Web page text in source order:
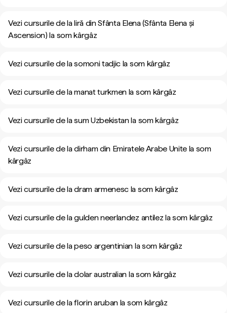
Vezi cursurile de la liră din Sfânta Elena (Sfânta Elena și
Ascension) la som kârgâz
Vezi cursurile de la somoni tadjic la som kârgâz
Vezi cursurile de la manat turkmen la som kârgâz
Vezi cursurile de la sum Uzbekistan la som kârgâz
Vezi cursurile de la dirham din Emiratele Arabe Unite la som
kârgâz
Vezi cursurile de la dram armenesc la som kârgâz
Vezi cursurile de la gulden neerlandez antilez la som kârgâz
Vezi cursurile de la peso argentinian la som kârgâz
Vezi cursurile de la dolar australian la som kârgâz
Vezi cursurile de la florin aruban la som kârgâz